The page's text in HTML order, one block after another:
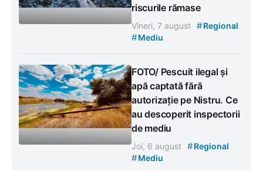
riscurile rămase
Vineri, 7 august #Regional
#Mediu
FOTO/ Pescuit ilegal și
apă captată fără
autorizație pe Nistru. Ce
au descoperit inspectorii
de mediu
Joi, 6 august #Regional
#Mediu